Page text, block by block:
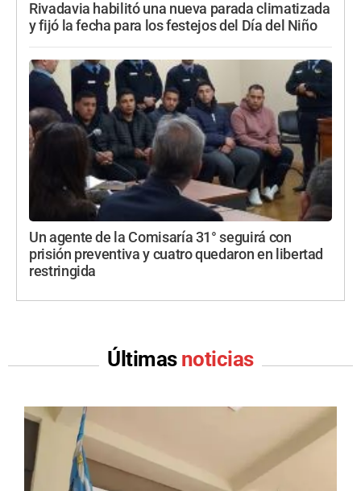
Rivadavia habilitó una nueva parada climatizada
y fijó la fecha para los festejos del Día del Niño
Un agente de la Comisaría 31° seguirá con
prisión preventiva y cuatro quedaron en libertad
restringida
Últimas noticias